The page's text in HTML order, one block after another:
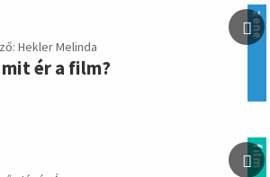
zene
Hekler Melinda
ér a film?
film